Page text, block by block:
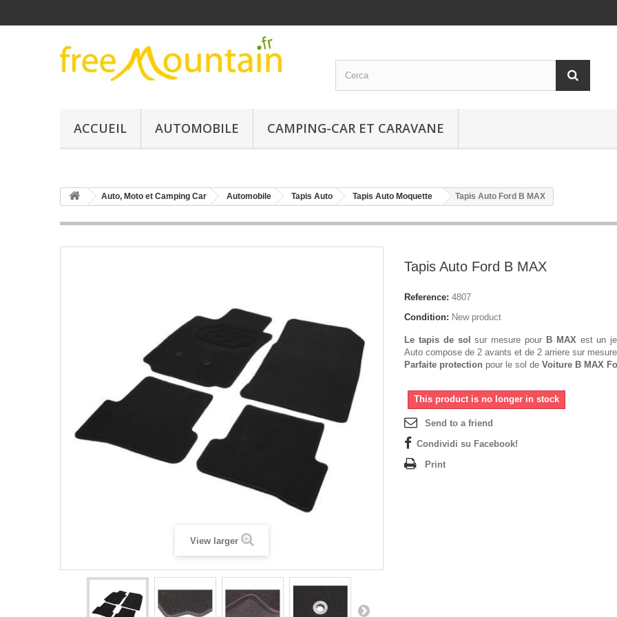
ACCUEIL AUTOMOBILE CAMPING-CAR ET CARAVANE
Auto, Moto et Camping Car Automobile Tapis Auto Tapis Auto Moquette Tapis Auto Ford B MAX
View larger
Tapis Auto Ford B MAX
Reference: 4807
Condition: New product
Le tapis de sol sur mesure pour B MAXest un
Auto compose de 2 avants et de 2 arriere sur
Parfaite protection pour le sol de Voiture B MAX
This product is no longer in stock
Send to a friend
Condividi su Facebook!
Print